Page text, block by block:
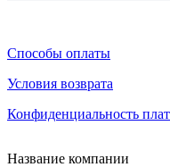
Способы оплаты
Условия возврата
Конфиденциальность
Название компании